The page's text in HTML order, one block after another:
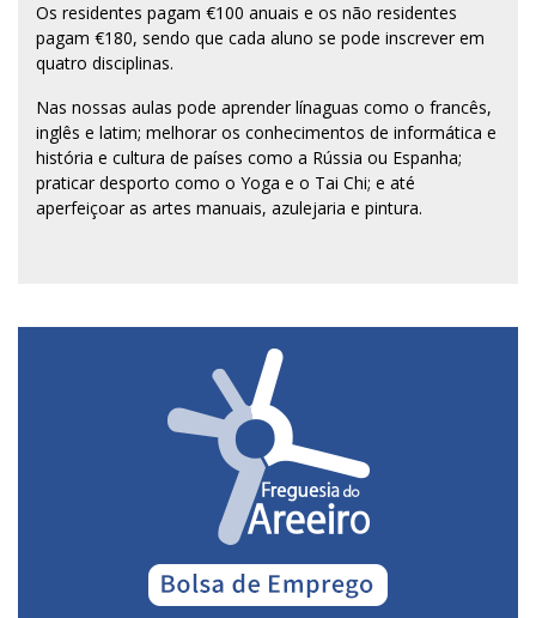
Os residentes pagam €100 anuais e os não residentes
pagam €180, sendo que cada aluno se pode inscrever em
quatro disciplinas.
Nas nossas aulas pode aprender línaguas como o francês,
inglês e latim; melhorar os conhecimentos de informática e
história e cultura de países como a Rússia ou Espanha;
praticar desporto como o Yoga e o Tai Chi; e até
aperfeiçoar as artes manuais, azulejaria e pintura.